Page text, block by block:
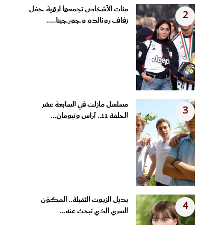
2
مئات الأشخاص تجمعوا لرؤية حفل
زفاف رونالدو وجورجينا.....
3
مسلسل مازلت في السابعة عشر
الحلقة 11.. آراس وتيومان...
4
بديل الزيوت الثقيلة.. المكوّن
السري الذي تبحث عنه...